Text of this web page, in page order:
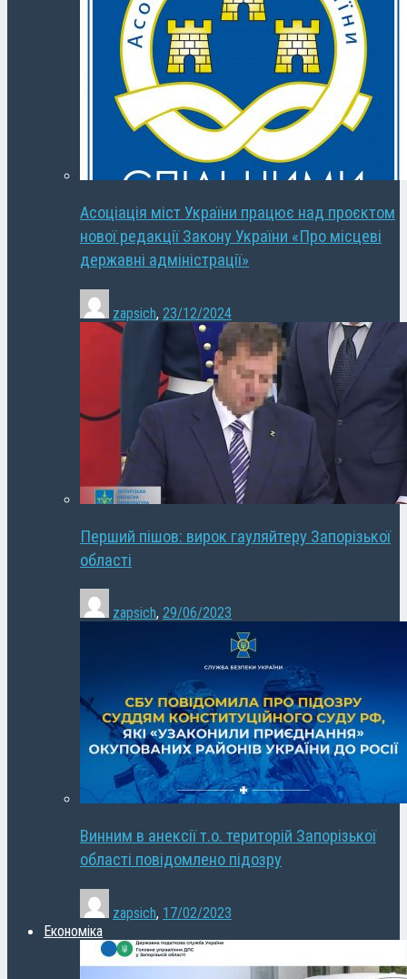
Асоціація міст України працює над проєктом
нової редакції Закону України «Про місцеві
державні адміністрації»
zapsich, 23/12/2024
Перший пішов: вирок гауляйтеру Запорізької
області
zapsich, 29/06/2023
Винним в анексії т.о. територій Запорізької
області повідомлено підозру
zapsich, 17/02/2023
Економіка